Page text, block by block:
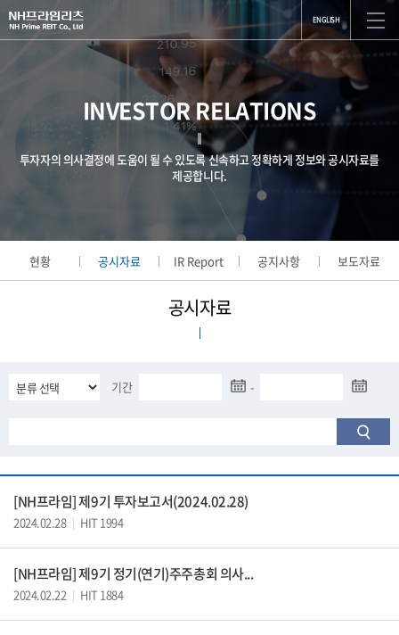
ENGLISH
INVESTOR RELATIONS
투자자의 의사결정에 도움이 될 수 있도록 신속하고 정확하게 정보와 공시자료를
제공합니다.
현황 공시자료 IR Report 공지사항 보도자료
공시자료
기간 -
[NH프라임] 제9기 투자보고서(2024.02.28)
2024.02.28 HIT 1994
[NH프라임] 제9기 정기(연기)주주총회 의사...
2024.02.22 HIT 1884